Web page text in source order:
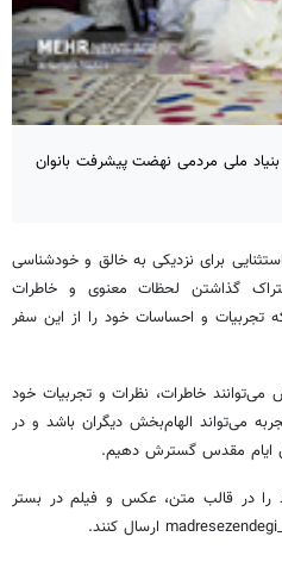
ملی مردمی نهضت پیشرفت بانوان
برای نزدیکی به خالق و خودشناسی
گذاشتن لحظات معنوی و خاطرات
و احساسات خود را از این سفر
خاطرات، نظرات و تجربیات خود
می‌تواند الهام‌بخش دیگران باشد و در
ایام مقدس گسترش دهیم.
را در قالب متن، عکس و فیلم در بستر